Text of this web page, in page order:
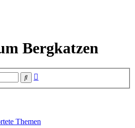
Bergkatzen
Suche
Themen